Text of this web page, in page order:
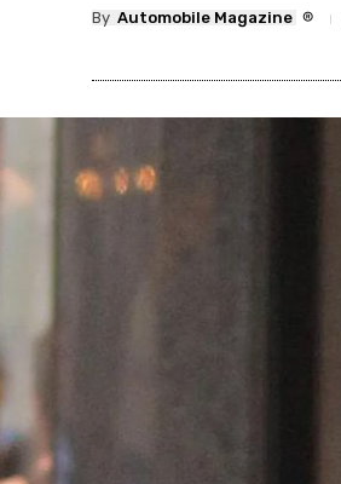
By Automobile Magazine ®